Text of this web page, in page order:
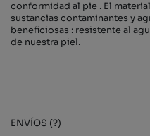
conformidad al pie . El
sustancias contaminantes y
beneficiosas : resistente al
de nuestra piel.
ENVÍOS (?)